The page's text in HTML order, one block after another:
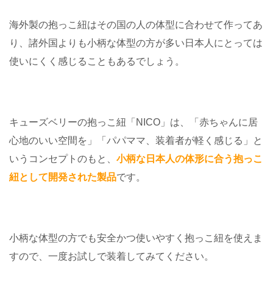
海外製の抱っこ紐はその国の人の体型に合わせて作ってあ
り、諸外国よりも小柄な体型の方が多い日本人にとっては
使いにくく感じることもあるでしょう。
キューズベリーの抱っこ紐「NICO」は、「赤ちゃんに居
心地のいい空間を」「パパママ、装着者が軽く感じる」と
いうコンセプトのもと、 小柄な日本人の体形に合う抱っこ
紐として開発された製品です。
小柄な体型の方でも安全かつ使いやすく抱っこ紐を使えま
すので、一度お試しで装着してみてください。